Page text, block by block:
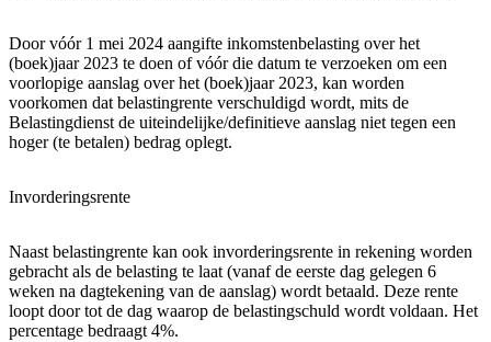
Door vóór 1 mei 2024 aangifte inkomstenbelasting over het
(boek)jaar 2023 te doen of vóór die datum te verzoeken om een
voorlopige aanslag over het (boek)jaar 2023, kan worden
voorkomen dat belastingrente verschuldigd wordt, mits de
Belastingdienst de uiteindelijke/definitieve aanslag niet tegen een
hoger (te betalen) bedrag oplegt.
Invorderingsrente
Naast belastingrente kan ook invorderingsrente in rekening worden
gebracht als de belasting te laat (vanaf de eerste dag gelegen 6
weken na dagtekening van de aanslag) wordt betaald. Deze rente
loopt door tot de dag waarop de belastingschuld wordt voldaan. Het
percentage bedraagt 4%.